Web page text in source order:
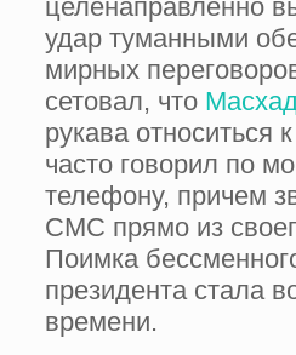
целенаправленно
удар туманными
мирных
сетовал, что
рукава относиться
часто говорил по
телефону, причем
СМС прямо из
Поимка
президента стала
времени.